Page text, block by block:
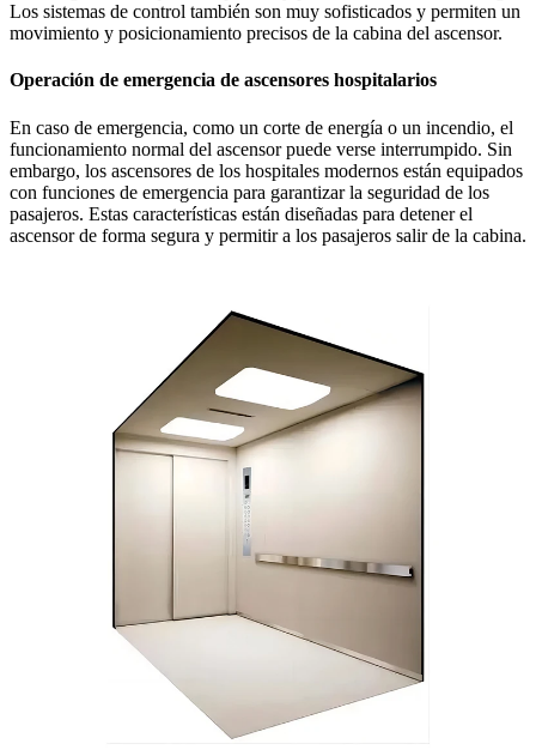
Los sistemas de control también son muy sofisticados y permiten un
movimiento y posicionamiento precisos de la cabina del ascensor.
Operación de emergencia de ascensores hospitalarios
En caso de emergencia, como un corte de energía o un incendio, el
funcionamiento normal del ascensor puede verse interrumpido. Sin
embargo, los ascensores de los hospitales modernos están equipados
con funciones de emergencia para garantizar la seguridad de los
pasajeros. Estas características están diseñadas para detener el
ascensor de forma segura y permitir a los pasajeros salir de la cabina.